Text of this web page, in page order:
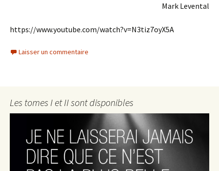
Mark Levental
https://www.youtube.com/watch?v=N3tiz7oyX5A
Laisser un commentaire
Les tomes I et II sont disponibles